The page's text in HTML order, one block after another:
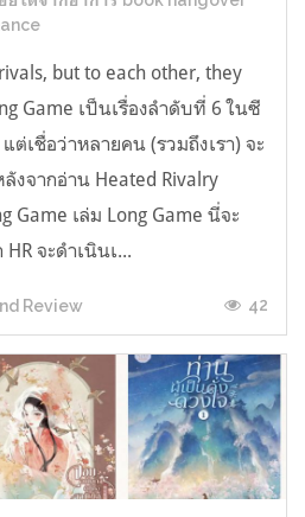
but to each other, they
Game เป็นเรื่องลำดับที่ 6 ในซี
ต่เชื่อว่าหลายคน (รวมถึงเรา) จะ
งจากอ่าน Heated Rivalry
Game เล่ม Long Game นี่จะ
จะดำเนินเ...
Review 42